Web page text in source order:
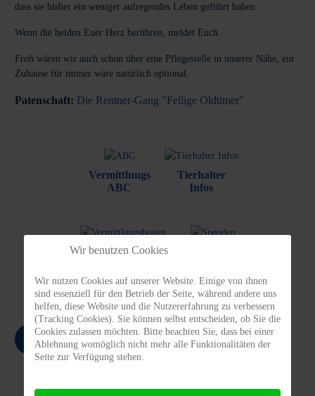
dass sie bisher ein weniger aufregendes Leben geführt haben.
Wenn die beiden Euer Herz berühren, meldet Euch.
Froh wären wir auch schon über eine Pflegestelle in unserer Nähe, ein
Zuhause für immer wäre natürlich optional.
Patenschaft: Die Rentner-Gang "Fellige Oldtimer"
Vermittlungs
ABC
Tierhalter
Infos
Vermittlungs-
Zurück
Wir benutzen Cookies
Wir nutzen Cookies auf unserer Website. Einige von ihnen
sind essenziell für den Betrieb der Seite, während andere uns
helfen, diese Website und die Nutzererfahrung zu verbessern
(Tracking Cookies). Sie können selbst entscheiden, ob Sie die
Cookies zulassen möchten. Bitte beachten Sie, dass bei einer
Ablehnung womöglich nicht mehr alle Funktionalitäten der
Seite zur Verfügung stehen.